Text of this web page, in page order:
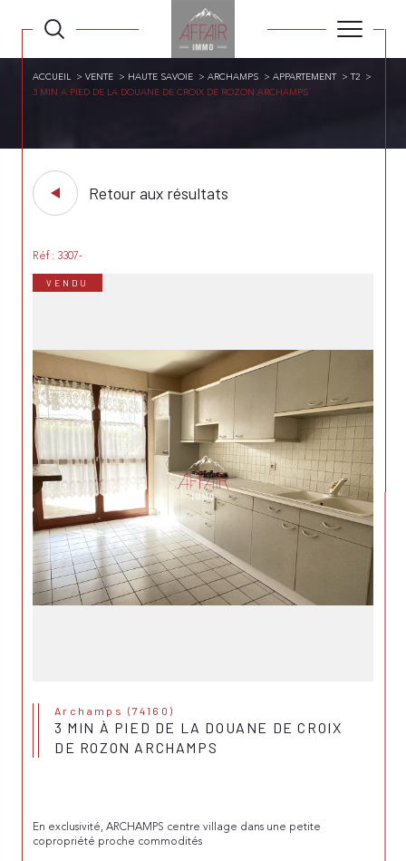
ACCUEIL VENTE HAUTE SAVOIE ARCHAMPS APPARTEMENT
T2
3 MIN A PIED DE LA DOUANE DE CROIX DE ROZON ARCHAMPS
Retour aux résultats
Réf : 3307-
VENDU
Archamps (74160)
3 MIN À PIED DE LA DOUANE DE CROIX
DE ROZON ARCHAMPS
En exclusivité, ARCHAMPS centre village dans une petite
copropriété proche commodités